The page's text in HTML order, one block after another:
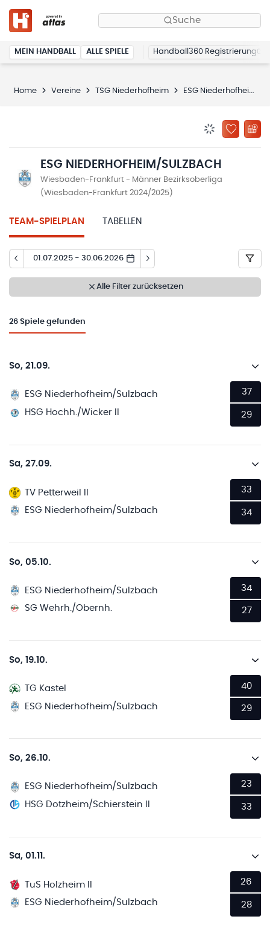
Suche
MEIN HANDBALL ALLE SPIELE Handball360 Registrierung
Home Vereine TSG Niederhofheim ESG Niederhofheim/Sulzbach
ZU
ESG NIEDERHOFHEIM/SULZBACH
Wiesbaden-Frankfurt - Männer Bezirksoberliga
(Wiesbaden-Frankfurt 2024/2025)
TEAM-SPIELPLAN TABELLEN
01.07.2025 - 30.06.2026
Alle Filter zurücksetzen
26 Spiele gefunden
So, 21.09.
ESG Niederhofheim/Sulzbach
HSG Hochh./Wicker II
37
29
Sa, 27.09.
TV Petterweil II
ESG Niederhofheim/Sulzbach
33
34
So, 05.10.
ESG Niederhofheim/Sulzbach
SG Wehrh./Obernh.
34
27
So, 19.10.
TG Kastel
ESG Niederhofheim/Sulzbach
40
29
So, 26.10.
ESG Niederhofheim/Sulzbach
HSG Dotzheim/Schierstein II
23
33
Sa, 01.11.
TuS Holzheim II
ESG Niederhofheim/Sulzbach
26
28